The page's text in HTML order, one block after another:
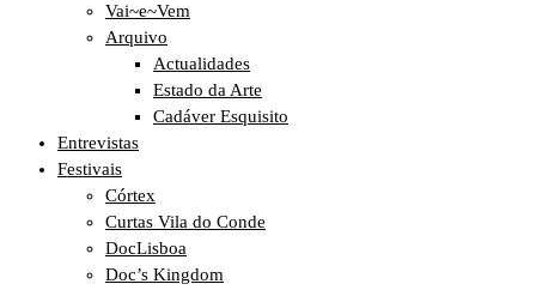
Vai~e~Vem
Arquivo
Actualidades
Estado da Arte
Cadáver Esquisito
Entrevistas
Festivais
Córtex
Curtas Vila do Conde
DocLisboa
Doc’s Kingdom